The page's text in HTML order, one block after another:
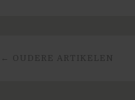
← OUDERE ARTIKELEN